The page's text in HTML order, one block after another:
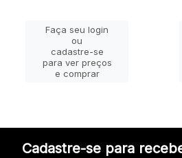
Faça seu login
ou
cadastre-se
para ver preços
e comprar
Cadastre-se para